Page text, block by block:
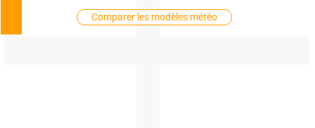
Comparer les modèles météo